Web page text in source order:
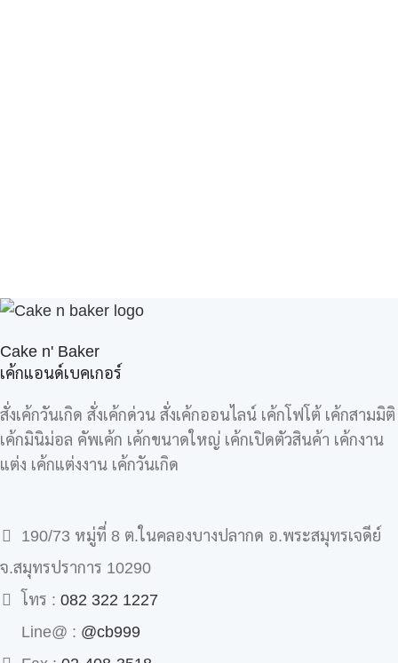
Cake n' Baker
เค้กแอนด์เบคเกอร์
สั่งเค้กวันเกิด สั่งเค้กด่วน สั่งเค้กออนไลน์ เค้กโฟโต้ เค้กสามมิติ
เค้กมินิม่อล คัพเค้ก เค้กขนาดใหญ่ เค้กเปิดตัวสินค้า เค้กงาน
แต่ง เค้กแต่งงาน เค้กวันเกิด
190/73 หมู่ที่ 8 ต.ในคลองบางปลากด อ.พระสมุทรเจดีย์
จ.สมุทรปราการ 10290
โทร : 082 322 1227
Line@ : @cb999